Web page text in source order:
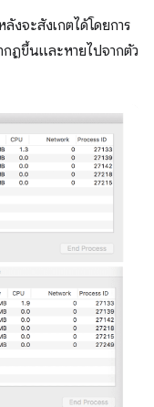
งจะสังเกตได้โดยการ
กฏขึ้นและหายไปจากตัว